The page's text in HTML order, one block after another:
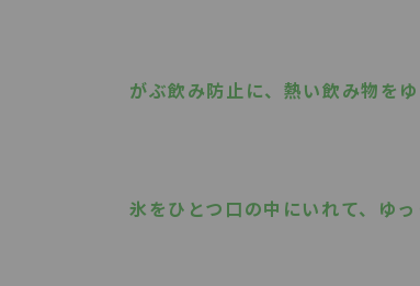
がぶ飲み防止に、熱い飲み物をゆ
氷をひとつ口の中にいれて、ゆ